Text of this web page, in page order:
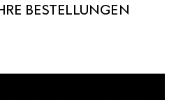
BESTELLUNGEN